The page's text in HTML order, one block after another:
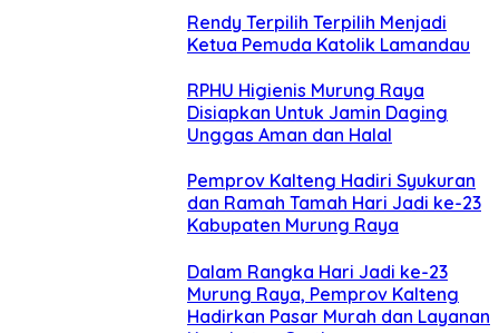
Rendy Terpilih Terpilih Menjadi
Ketua Pemuda Katolik Lamandau
RPHU Higienis Murung Raya
Disiapkan Untuk Jamin Daging
Unggas Aman dan Halal
Pemprov Kalteng Hadiri Syukuran
dan Ramah Tamah Hari Jadi ke-23
Kabupaten Murung Raya
Dalam Rangka Hari Jadi ke-23
Murung Raya, Pemprov Kalteng
Hadirkan Pasar Murah dan Layanan